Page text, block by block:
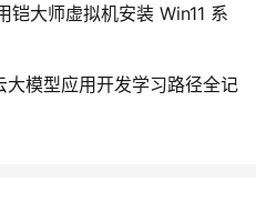
大师虚拟机安装 Win11 系
模型应用开发学习路径全记